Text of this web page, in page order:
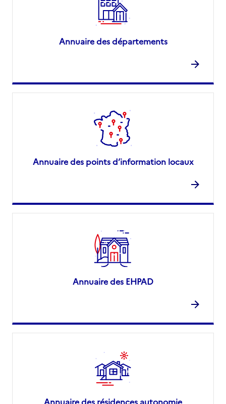
Annuaire des départements
Annuaire des points d’information locaux
Annuaire des EHPAD
Annuaire des résidences autonomie